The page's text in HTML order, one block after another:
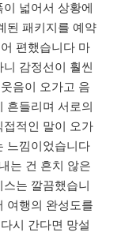
넓어서 상황에
된 패키지를 예약
편했습니다 마
감정선이 훨씬
음이 오가고 음
흔들리며 서로의
접적인 말이 오가
느낌이었습니다
는 건 흔치 않은
는 깔끔했습니
여행의 완성도를
시 간다면 망설